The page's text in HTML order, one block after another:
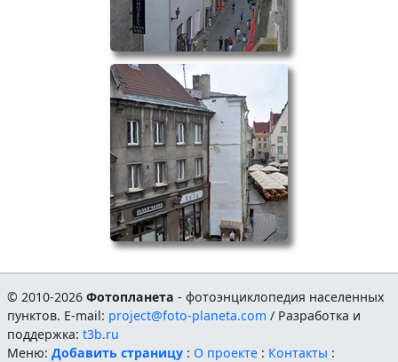
© 2010-2026Фотопланета - фотоэнциклопедия населенных
пунктов. E-mail: project@foto-planeta.com / Разработка и
поддержка:t3b.ru
Меню:Добавить страницу : О проекте : Контакты :